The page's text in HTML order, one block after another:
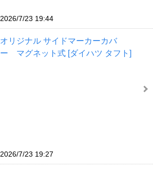
2026/7/23 19:44
オリジナル サイドマーカーカバ
ー マグネット式 [ダイハツ タフト]
2026/7/23 19:27